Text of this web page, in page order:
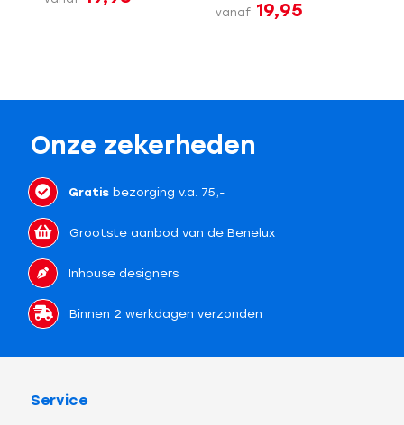
vanaf 19,95
Onze zekerheden
Gratisbezorging v.a. 75,-
Grootste aanbod van de Benelux
Inhouse designers
Binnen 2 werkdagen verzonden
Service